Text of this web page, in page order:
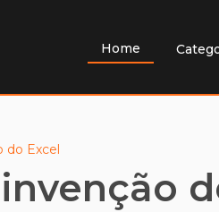
Home
do Excel